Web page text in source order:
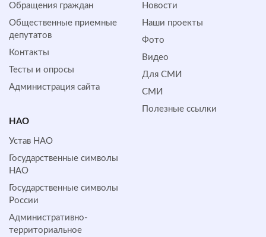
Обращения граждан
Общественные приемные
депутатов
Контакты
Тесты и опросы
Администрация сайта
Новости
Наши проекты
Фото
Видео
Для СМИ
СМИ
Полезные ссылки
НАО
Устав НАО
Государственные символы
НАО
Государственные символы
России
Административно-
территориальное